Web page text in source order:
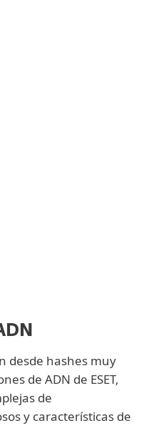
desde hashes muy
de ADN de ESET,
de
y características de